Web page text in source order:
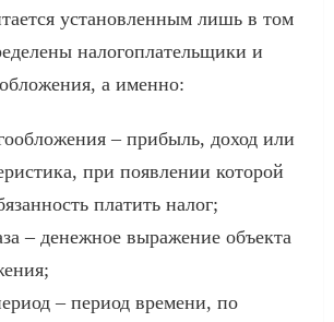
установленным лишь в том
налогоплательщики и
а именно:
– прибыль, доход или
при появлении которой
платить налог;
– денежное выражение объекта
– период времени, по